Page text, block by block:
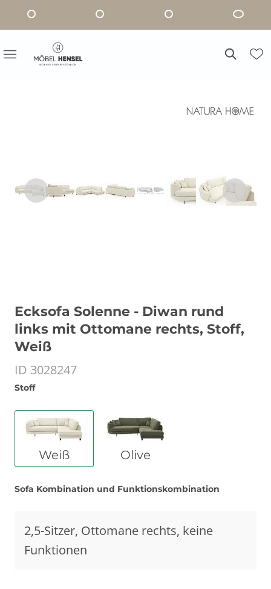
Ecksofa Solenne - Diwan rund
links mit Ottomane rechts, Stoff,
Weiß
ID 3028247
Stoff
Weiß Olive
Sofa Kombination und Funktionskombination
2,5-Sitzer, Ottomane rechts, keine
Funktionen